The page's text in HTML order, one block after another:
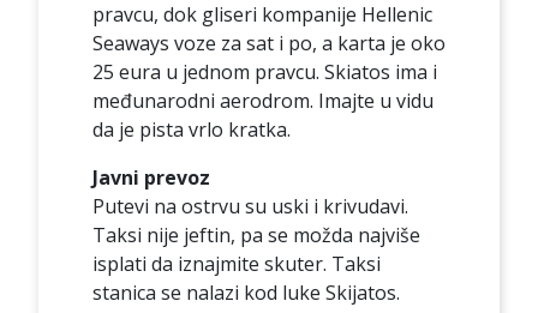
pravcu, dok gliseri kompanije Hellenic
Seaways voze za sat i po, a karta je oko
25 eura u jednom pravcu. Skiatos ima i
međunarodni aerodrom. Imajte u vidu
da je pista vrlo kratka.
Javni prevoz
Putevi na ostrvu su uski i krivudavi.
Taksi nije jeftin, pa se možda najviše
isplati da iznajmite skuter. Taksi
stanica se nalazi kod luke Skijatos.